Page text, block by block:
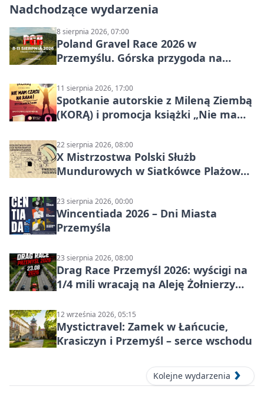
Nadchodzące wydarzenia
8 sierpnia 2026, 07:00
Poland Gravel Race 2026 w
Przemyślu. Górska przygoda na
11 sierpnia 2026, 17:00
Spotkanie autorskie z Mileną Ziembą
(KORĄ) i promocja książki „Nie mam
22 sierpnia 2026, 08:00
X Mistrzostwa Polski Służb
Mundurowych w Siatkówce Plażowej
23 sierpnia 2026, 00:00
Wincentiada 2026 – Dni Miasta
Przemyśla
23 sierpnia 2026, 08:00
Drag Race Przemyśl 2026: wyścigi na
1/4 mili wracają na Aleję Żołnierzy
12 września 2026, 05:15
Mystictravel: Zamek w Łańcucie,
Krasiczyn i Przemyśl – serce wschodu
Kolejne wydarzenia